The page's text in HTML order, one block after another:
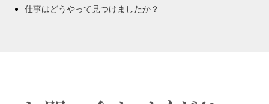
仕事はどうやって見つけましたか？